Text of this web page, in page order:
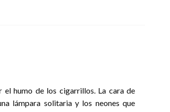
el humo de los cigarrillos. La cara de
lámpara solitaria y los neones que